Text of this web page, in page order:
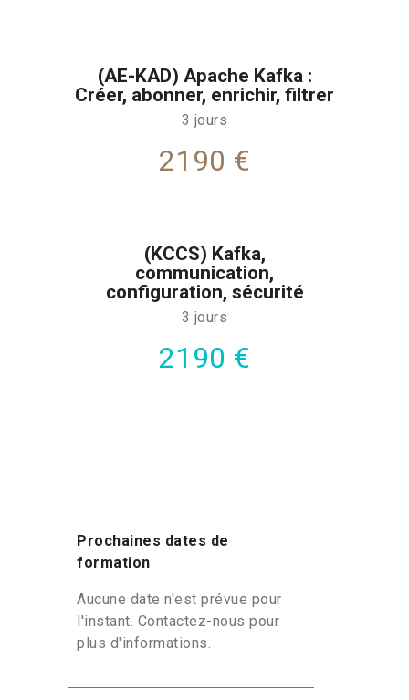
(AE-KAD) Apache Kafka :
Créer, abonner, enrichir, filtrer
3 jours
2190 €
(KCCS) Kafka,
communication,
configuration, sécurité
3 jours
2190 €
Prochaines dates de
formation
Aucune date n'est prévue pour
l'instant. Contactez-nous pour
plus d'informations.